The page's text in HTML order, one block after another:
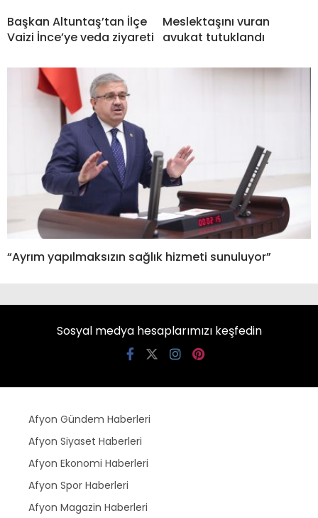
Başkan Altuntaş’tan İlçe
Vaizi İnce’ye veda ziyareti
Meslektaşını vuran
avukat tutuklandı
“Ayrım yapılmaksızın sağlık hizmeti sunuluyor”
Sosyal medya hesaplarımızı keşfedin
Afyon Gündem Haberleri
Afyon Siyaset Haberleri
Afyon Ekonomi Haberleri
Afyon Spor Haberleri
Afyon Magazin Haberleri